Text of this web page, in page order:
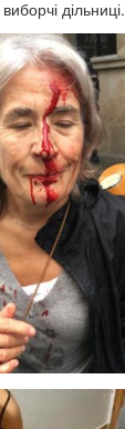
дільниці.